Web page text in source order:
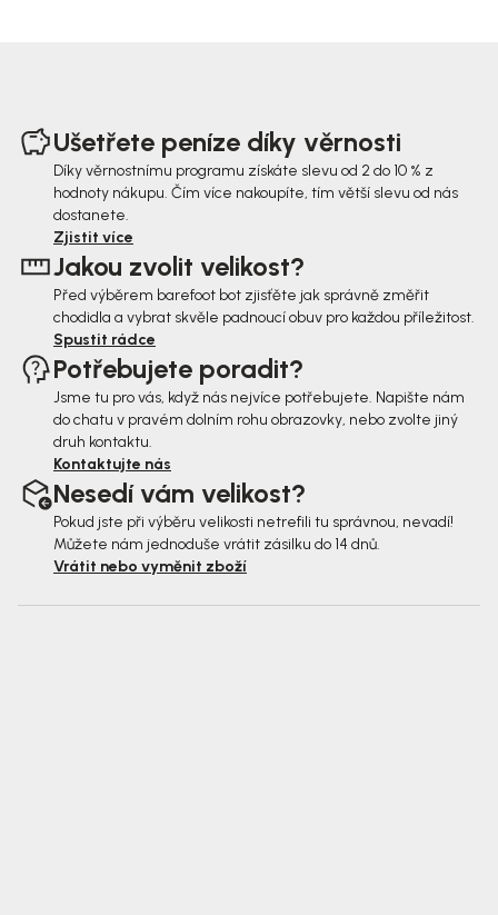
Ušetřete peníze díky věrnosti
Díky věrnostnímu programu získáte slevu od 2 do 10 % z
hodnoty nákupu. Čím více nakoupíte, tím větší slevu od nás
dostanete.
Zjistit více
Jakou zvolit velikost?
Před výběrem barefoot bot zjisťěte jak správně změřit
chodidla a vybrat skvěle padnoucí obuv pro každou příležitost.
Spustit rádce
Potřebujete poradit?
Jsme tu pro vás, když nás nejvíce potřebujete. Napište nám
do chatu v pravém dolním rohu obrazovky, nebo zvolte jiný
druh kontaktu.
Kontaktujte nás
Nesedí vám velikost?
Pokud jste při výběru velikosti netrefili tu správnou, nevadí!
Můžete nám jednoduše vrátit zásilku do 14 dnů.
Vrátit nebo vyměnit zboží